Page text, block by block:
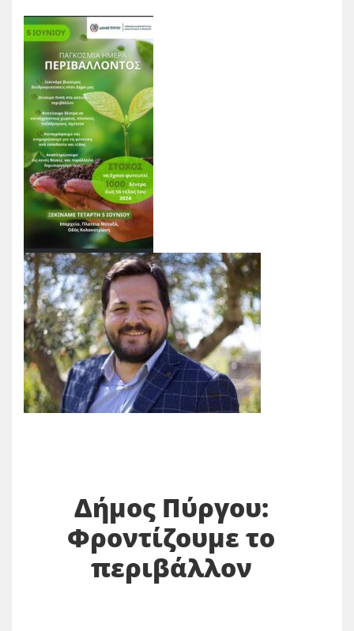
Δήμος Πύργου:
Φροντίζουμε το
περιβάλλον